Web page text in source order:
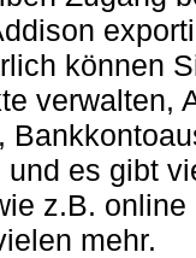
können
verwalten,
und es gibt
z.B.
mehr.